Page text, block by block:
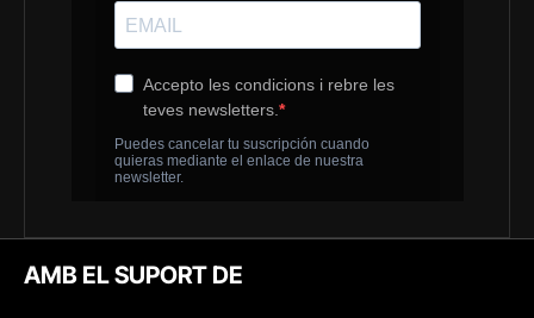
AMB EL SUPORT DE